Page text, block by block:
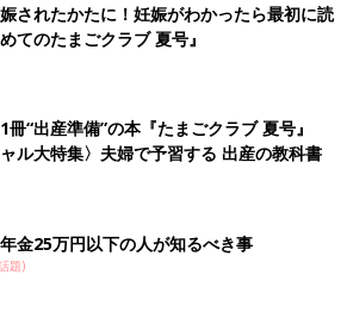
されたかたに！妊娠がわかったら最初に読
てのたまごクラブ 夏号』
冊“出産準備”の本『たまごクラブ 夏号』
ャル大特集〉夫婦で予習する 出産の教科書
金25万円以下の人が知るべき事
題)